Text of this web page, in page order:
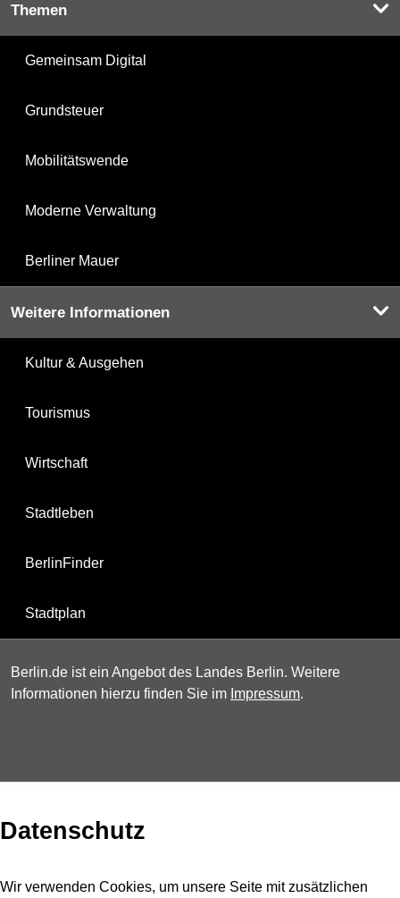
Themen
Gemeinsam Digital
Grundsteuer
Mobilitätswende
Moderne Verwaltung
Berliner Mauer
Weitere Informationen
Kultur & Ausgehen
Tourismus
Wirtschaft
Stadtleben
BerlinFinder
Stadtplan
Berlin.de ist ein Angebot des Landes Berlin. Weitere
Informationen hierzu finden Sie im Impressum.
Datenschutz
Wir verwenden Cookies, um unsere Seite mit zusätzlichen